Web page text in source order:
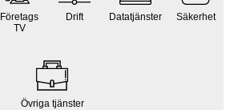
Företags
TV
Drift Datatjänster Säkerhet
Övriga tjänster